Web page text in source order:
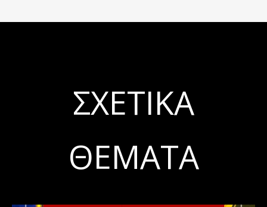
ΣΧΕΤΙΚΆ
ΘΈΜΑΤΑ